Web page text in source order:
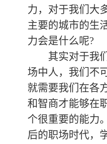
力，对于我们大
主要的城市的生
力会是什么呢?
其实对于我们
场中人，我们不
就需要我们在各
和智商才能够在
个很重要的能力
后的职场时代，